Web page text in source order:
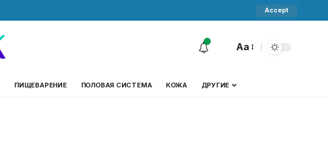
Accept
Aa
ПИЩЕВАРЕНИЕ ПОЛОВАЯ СИСТЕМА КОЖА ДРУГИЕ